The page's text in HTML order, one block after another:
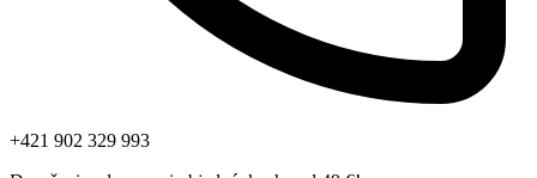
+421 902 329 993